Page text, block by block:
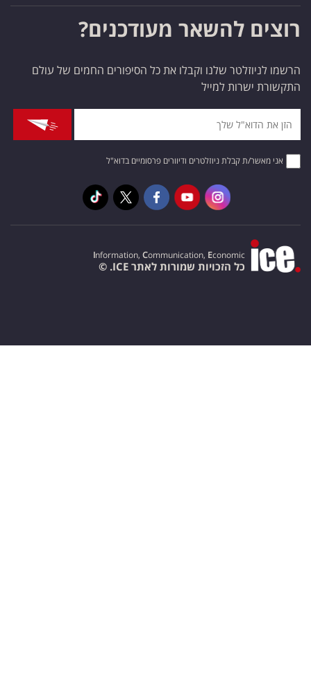
רוצים להשאר מעודכנים?
הרשמו לניוזלטר שלנו וקבלו את כל הסיפורים החמים של עולם
התקשורת ישרות למייל
אני מאשר/ת קבלת ניוזלטרים ודיוורים פרסומיים בדוא"ל
Information, Communication, Economic
כל הזכויות שמורות לאתר ICE. ©